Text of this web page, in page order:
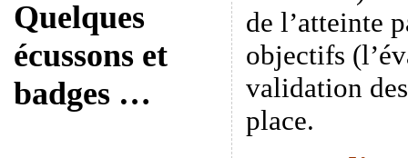
Quelques
écussons et
badges …
de l’atteinte
objectifs
validation
place.